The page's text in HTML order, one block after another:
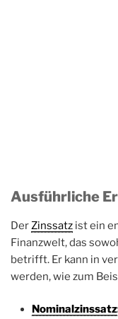
Ausführliche
Der Zinssatz ist ein
Finanzwelt, das
betrifft. Er kann in
werden, wie zum
Nominalzinssatz